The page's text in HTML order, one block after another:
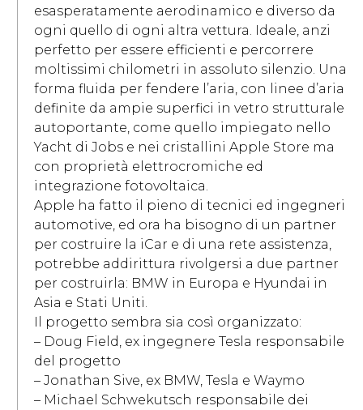
esasperatamente aerodinamico e diverso da
ogni quello di ogni altra vettura. Ideale, anzi
perfetto per essere efficienti e percorrere
moltissimi chilometri in assoluto silenzio. Una
forma fluida per fendere l’aria, con linee d’aria
definite da ampie superfici in vetro strutturale
autoportante, come quello impiegato nello
Yacht di Jobs e nei cristallini Apple Store ma
con proprietà elettrocromiche ed
integrazione fotovoltaica.
Apple ha fatto il pieno di tecnici ed ingegneri
automotive, ed ora ha bisogno di un partner
per costruire la iCar e di una rete assistenza,
potrebbe addirittura rivolgersi a due partner
per costruirla: BMW in Europa e Hyundai in
Asia e Stati Uniti.
Il progetto sembra sia così organizzato:
– Doug Field, ex ingegnere Tesla responsabile
del progetto
– Jonathan Sive, ex BMW, Tesla e Waymo
– Michael Schwekutsch responsabile dei